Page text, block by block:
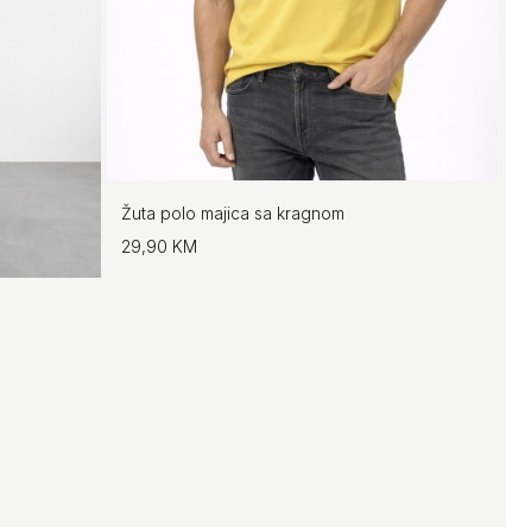
Žuta polo majica sa kragnom
29,90 KM